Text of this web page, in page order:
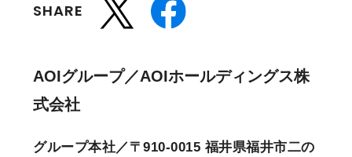
SHARE
AOIグループ／AOIホールディングス株
式会社
グループ本社／〒910-0015 福井県福井市二の